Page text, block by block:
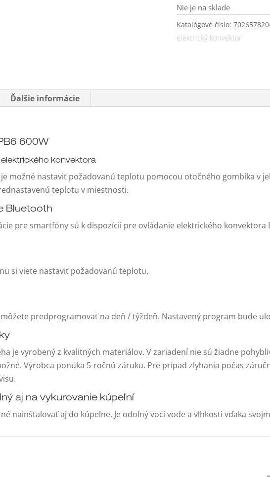
Nie je na sklade
Katalógové číslo:
elektrický konvektor
Ďalšie informácie
600W
konvektora
možné nastaviť požadovanú teplotu pomocou otočného gombíka v
teplotu v miestnosti.
Bluetooth
pre smartfóny sú k dispozícii pre ovládanie elektrického konvektora
si viete nastaviť požadovanú teplotu.
predprogramovať na deň / týždeň. Nastavený program bude
je vyrobený z kvalitných materiálov. V zariadení nie sú žiadne
Výrobca ponúka 5-ročnú záruku. Pre prípad zlyhania počas
aj na vykurovanie kúpeľní
nainštalovať aj do kúpeľne. Je odolný voči vode a vlhkosti vďaka